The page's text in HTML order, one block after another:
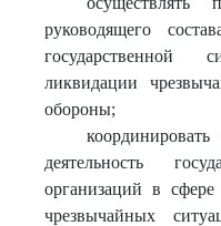
руководящего
государственной
ликвидации
обороны;
деятельность
организаций в
чрезвычайных